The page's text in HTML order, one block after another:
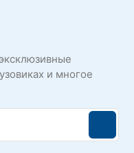
и многое